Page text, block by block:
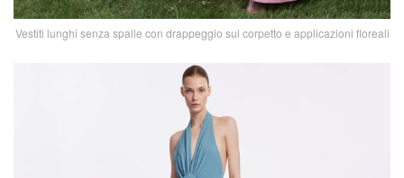
Vestiti lunghi senza spalle con drappeggio sul corpetto e applicazioni floreali